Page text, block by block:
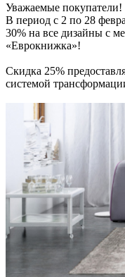
Уважаемые покупатели!
В период с 2 по 28
30% на все дизайны с
«Еврокнижка»!
Скидка 25%
системой